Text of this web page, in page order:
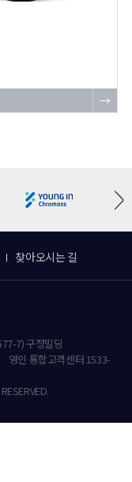
→
찾아오시는 길
7) 구정빌딩
영인 통합고객센터 1533-